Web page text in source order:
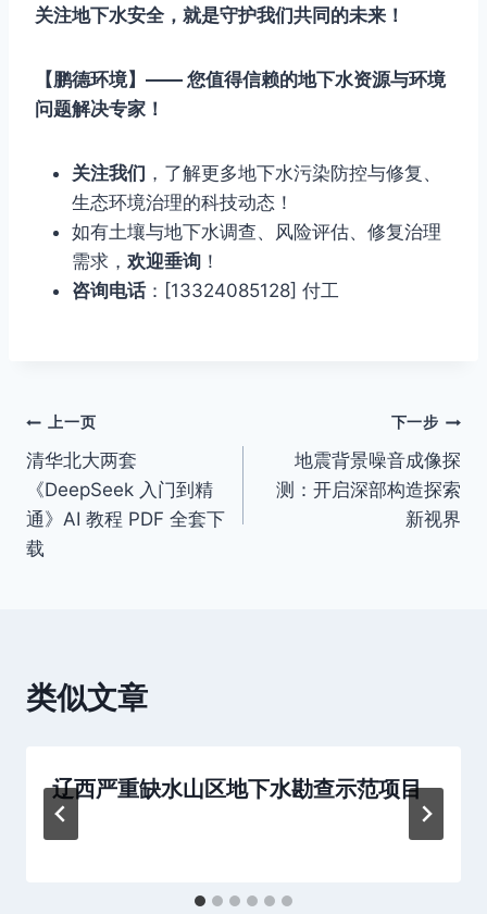
关注地下水安全，就是守护我们共同的未来！
【鹏德环境】—— 您值得信赖的地下水资源与环境
问题解决专家！
关注我们 ，了解更多地下水污染防控与修复、
生态环境治理的科技动态！
如有土壤与地下水调查、风险评估、修复治理
需求， 欢迎垂询 ！
咨询电话：[13324085128] 付工
文
章
导
航
上一页
清华北大两套
《DeepSeek 入门到精
通》AI 教程 PDF 全套下
载
下一步
地震背景噪音成像探
测：开启深部构造探索
新视界
类似文章
辽西严重缺水山区地下水勘查示范项目